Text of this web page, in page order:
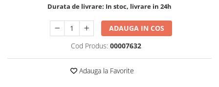
Durata de livrare: In stoc, livrare in 24h
ADAUGA IN COS
Cod Produs: 00007632
Adauga la Favorite